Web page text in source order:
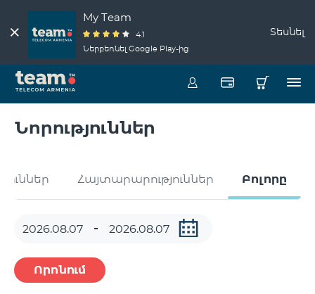
My Team
4.1
Ներբեռնել Google Play-ից
Տեսնել
Նորություններ
Հայտարարություններ Բոլորը
Որոնում